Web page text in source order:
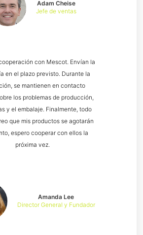
Amanda Lee
Director General y Fundador
con Mescot. Envían la
en el plazo previsto. Durante la
se mantienen en contacto
los problemas de producción,
y el embalaje. Finalmente, todo
que mis productos se agotarán
espero cooperar con ellos la
próxima vez.
Adam Cheise
Jefe de ventas